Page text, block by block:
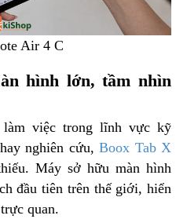
Air 4 C
hình lớn, tầm nhìn
việc trong lĩnh vực kỹ
nghiên cứu,Boox Tab X
Máy sở hữu màn hình
đầu tiên trên thế giới, hiển
quan.